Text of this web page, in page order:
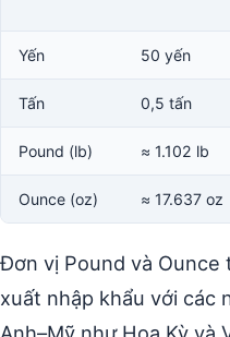
Yến 50 yến
Tấn 0,5 tấn
Pound (lb) ≈ 1.102 lb
Ounce (oz) ≈ 17.637 oz
Đơn vị Pound và
xuất nhập khẩu với các